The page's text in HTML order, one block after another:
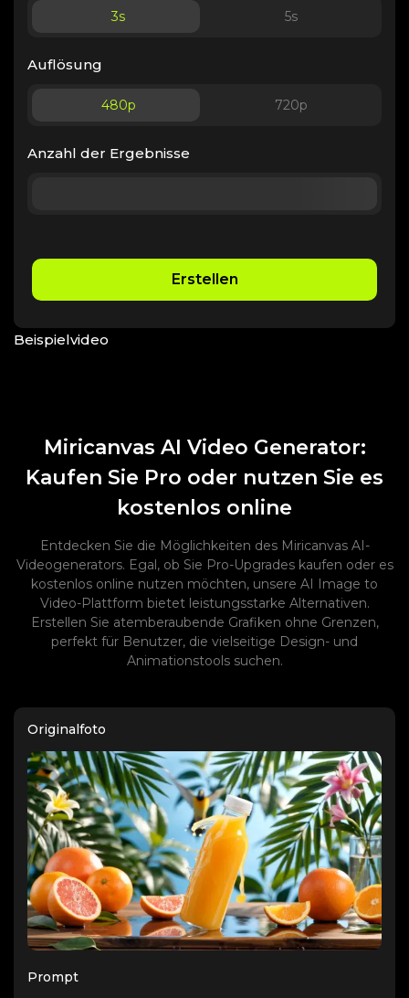
3s 5s
Auflösung
480p 720p
Anzahl der Ergebnisse
Erstellen
Beispielvideo
Miricanvas AI Video Generator:
Kaufen Sie Pro oder nutzen Sie es
kostenlos online
Entdecken Sie die Möglichkeiten des Miricanvas AI-
Videogenerators. Egal, ob Sie Pro-Upgrades kaufen oder es
kostenlos online nutzen möchten, unsere AI Image to
Video-Plattform bietet leistungsstarke Alternativen.
Erstellen Sie atemberaubende Grafiken ohne Grenzen,
perfekt für Benutzer, die vielseitige Design- und
Animationstools suchen.
Originalfoto
Prompt